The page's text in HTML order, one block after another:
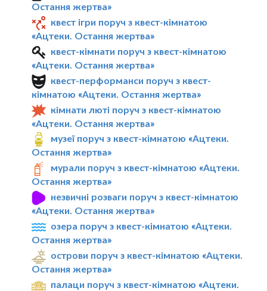
Остання жертва»
квест ігри поруч з квест-кімнатою
«Ацтеки. Остання жертва»
квест-кімнати поруч з квест-кімнатою
«Ацтеки. Остання жертва»
квест-перформанси поруч з квест-
кімнатою «Ацтеки. Остання жертва»
кімнати люті поруч з квест-кімнатою
«Ацтеки. Остання жертва»
музеї поруч з квест-кімнатою «Ацтеки.
Остання жертва»
мурали поруч з квест-кімнатою «Ацтеки.
Остання жертва»
незвичні розваги поруч з квест-кімнатою
«Ацтеки. Остання жертва»
озера поруч з квест-кімнатою «Ацтеки.
Остання жертва»
острови поруч з квест-кімнатою «Ацтеки.
Остання жертва»
палаци поруч з квест-кімнатою «Ацтеки.